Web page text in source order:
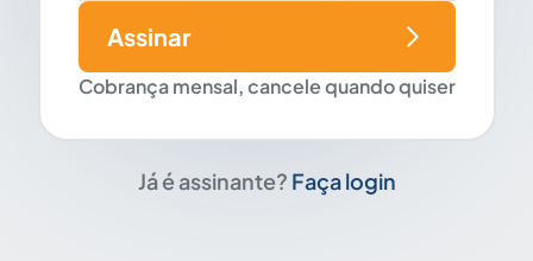
Cobrança mensal, cancele quando quiser
Assinar
Já é assinante? Faça login